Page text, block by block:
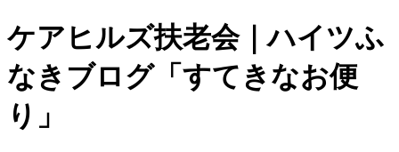
ケアヒルズ扶老会｜ハイツふ
なきブログ「すてきなお便
り」